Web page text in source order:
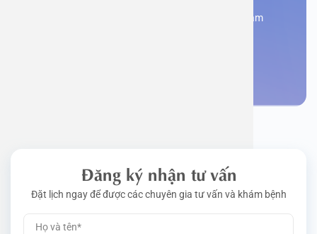
Đăng kí ngay để được các chuyên gia tư vấn và khám
Đăng ký nhận tư vấn
Đặt lịch ngay để được các chuyên gia tư vấn và khám bệnh